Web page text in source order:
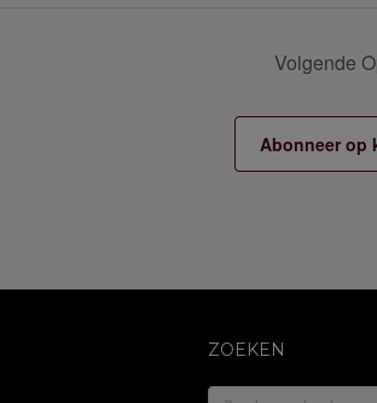
Volgende
Abonneer op
ZOEKEN
Zoeken